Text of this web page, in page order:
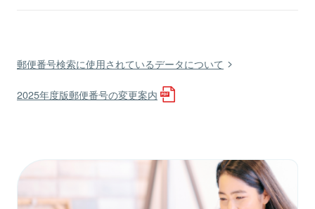
郵便番号検索に使用されているデータについて
2025年度版郵便番号の変更案内